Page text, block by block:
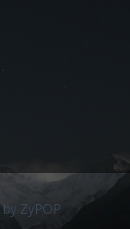
by ZyPOP